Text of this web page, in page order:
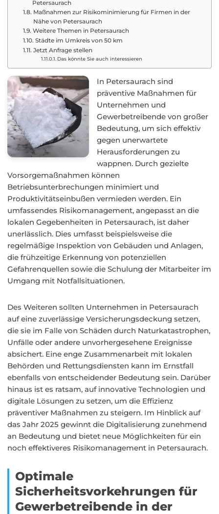
Petersaurach
Maßnahmen zur Risikominimierung für Firmen in der
Nähe von Petersaurach
Weitere Themen in Petersaurach
Städte im Umkreis von 50 km
Jetzt Anfrage stellen
Das könnte Sie auch interessieren
In Petersaurach sind
präventive Maßnahmen für
Unternehmen und
Gewerbetreibende von großer
Bedeutung, um sich effektiv
gegen unerwartete
Herausforderungen zu
wappnen. Durch gezielte
Vorsorgemaßnahmen können
Betriebsunterbrechungen minimiert und
Produktivitätseinbußen vermieden werden. Ein
umfassendes Risikomanagement, angepasst an die
lokalen Gegebenheiten in Petersaurach, ist daher
unerlässlich. Dies umfasst beispielsweise die
regelmäßige Inspektion von Gebäuden und Anlagen,
die frühzeitige Erkennung von potenziellen
Gefahrenquellen sowie die Schulung der Mitarbeiter im
Umgang mit Notfallsituationen.
Des Weiteren sollten Unternehmen in Petersaurach
auf eine zuverlässige Versicherungsdeckung setzen,
die sie im Falle von Schäden durch Naturkatastrophen,
Unfälle oder andere unvorhergesehene Ereignisse
absichert. Eine enge Zusammenarbeit mit lokalen
Behörden und Rettungsdiensten kann im Ernstfall
ebenfalls von entscheidender Bedeutung sein. Darüber
hinaus ist es ratsam, auf innovative Technologien und
digitale Lösungen zu setzen, um die Effizienz
präventiver Maßnahmen zu steigern. Im Hinblick auf
das Jahr 2025 gewinnt die Digitalisierung zunehmend
an Bedeutung und bietet neue Möglichkeiten für ein
noch effektiveres Risikomanagement in Petersaurach.
Optimale
Sicherheitsvorkehrungen für
Gewerbetreibende in der